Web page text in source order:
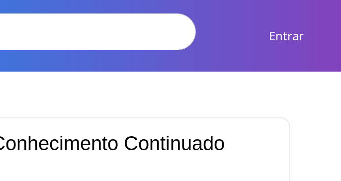
Entrar
Continuado